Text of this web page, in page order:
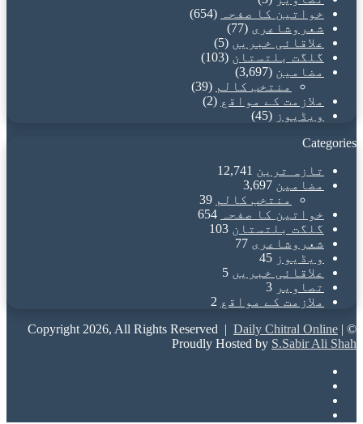
خواتین کا صفحہ
(654)
شعروشاعری (77)
علاقائی خبریں (5)
گلگت بلتستان (103)
مضامین (3,697)
منتخب کالم (39)
ملازمت کے مواقع (2)
ویڈیوز (45)
Categories
تازہ ترین 12,741
مضامین 3,697
منتخب کالم 39
خواتین کا صفحہ
654
گلگت بلتستان 103
شعروشاعری 77
ویڈیوز 45
علاقائی خبریں 5
تصاویر 3
ملازمت کے مواقع 2
© Copyright 2026, All Rights Reserved |
Daily Chitral Online |
Proudly Hosted by S.Sabir Ali Shah